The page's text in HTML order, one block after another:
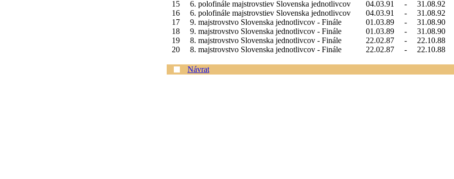
15
6. polofinále majstrovstiev Slovenska jednotlivcov 04.03.91 -
31.08.92
16
6. polofinále majstrovstiev Slovenska jednotlivcov 04.03.91 -
31.08.92
17
9. majstrovstvo Slovenska jednotlivcov - Finále 01.03.89 -
31.08.90
18
9. majstrovstvo Slovenska jednotlivcov - Finále 01.03.89 -
31.08.90
19
8. majstrovstvo Slovenska jednotlivcov - Finále 22.02.87 -
22.10.88
20
8. majstrovstvo Slovenska jednotlivcov - Finále 22.02.87 - 22.10.88
Návrat